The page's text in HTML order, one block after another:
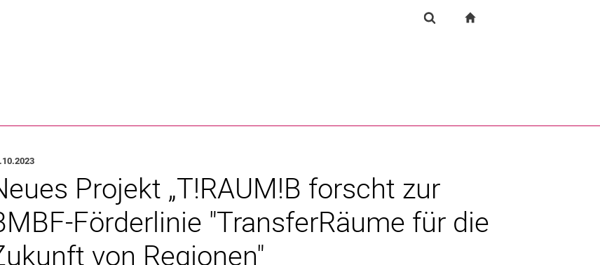
Projekt „T!RAUM!B forscht zur
Förderlinie "TransferRäume für die
von Regionen"